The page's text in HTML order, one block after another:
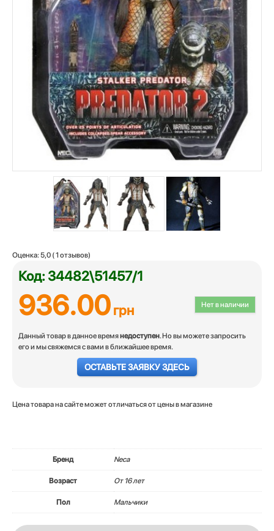
Оценка: 5,0 (1 отзывов)
Код: 34482\51457/1
Нет в наличии
936.00грн
Данный товар в данное времянедоступен. Но вы можете запросить
его и мы свяжемся с вами в ближайшее время.
ОСТАВЬТЕ ЗАЯВКУ ЗДЕСЬ
Цена товара на сайте может отличаться от цены в магазине
Бренд Neca
Возраст От 16 лет
Пол Мальчики